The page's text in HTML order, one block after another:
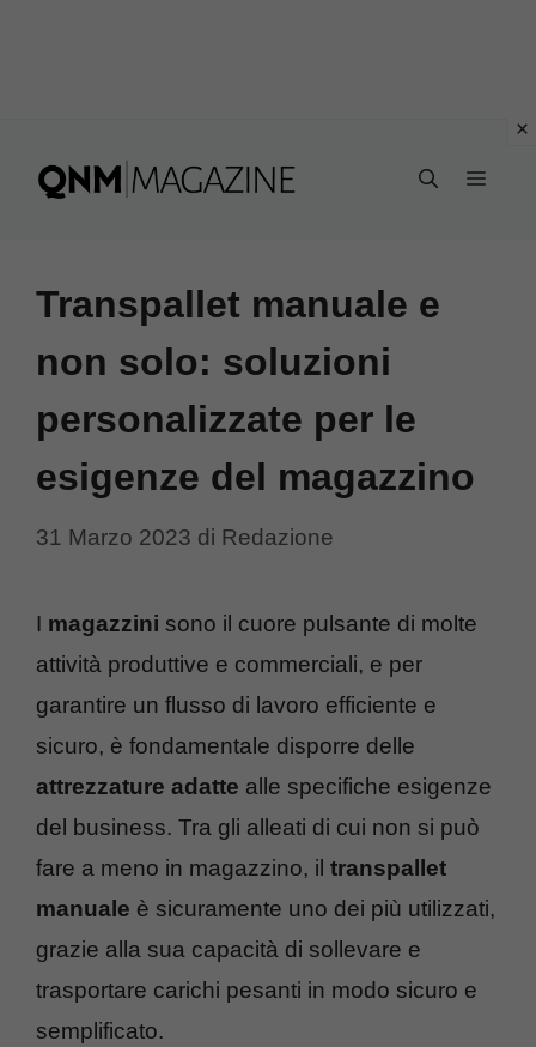
Transpallet manuale e
non solo: soluzioni
personalizzate per le
esigenze del magazzino
31 Marzo 2023 di Redazione
I magazzini sono il cuore pulsante di molte
attività produttive e commerciali, e per
garantire un flusso di lavoro efficiente e
sicuro, è fondamentale disporre delle
attrezzature adatte alle specifiche esigenze
del business. Tra gli alleati di cui non si può
fare a meno in magazzino, il transpallet
manuale è sicuramente uno dei più utilizzati,
grazie alla sua capacità di sollevare e
trasportare carichi pesanti in modo sicuro e
semplificato.